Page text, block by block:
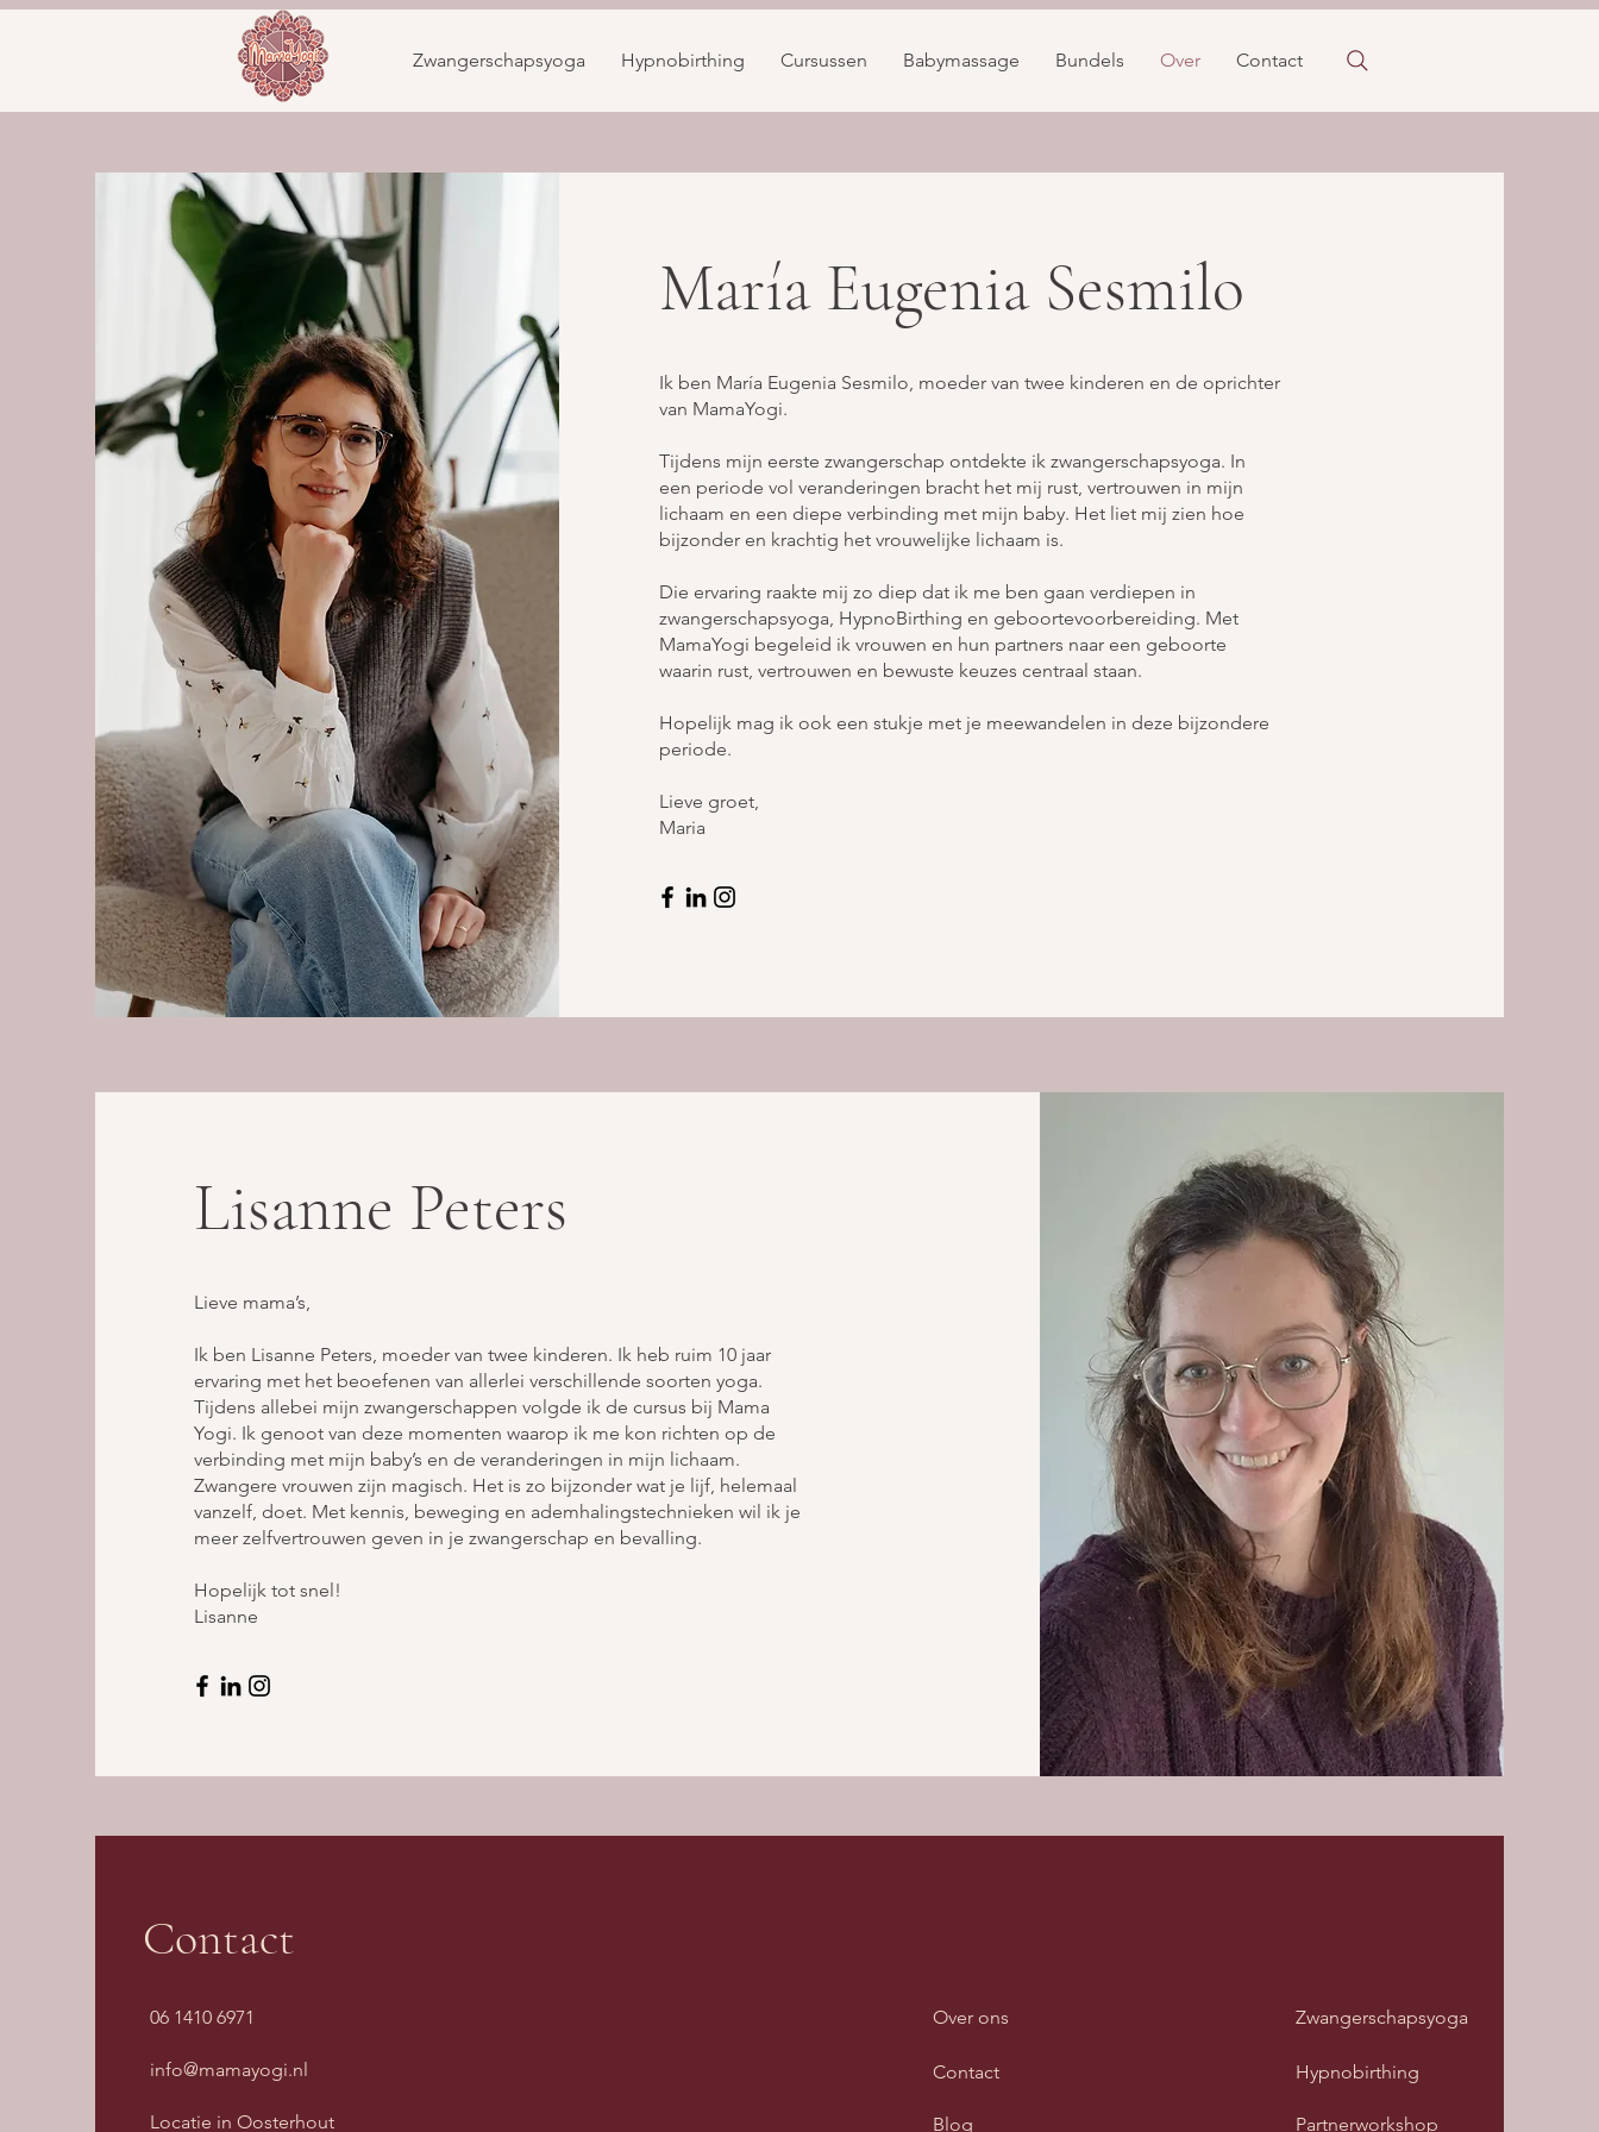
Zwangerschapsyoga Hypnobirthing Cursussen Babymassage Bundels Over Contact
María Eugenia Sesmilo
Ik ben María Eugenia Sesmilo, moeder van twee kinderen en de oprichter
van MamaYogi.
Tijdens mijn eerste zwangerschap ontdekte ik zwangerschapsyoga. In
een periode vol veranderingen bracht het mij rust, vertrouwen in mijn
lichaam en een diepe verbinding met mijn baby. Het liet mij zien hoe
bijzonder en krachtig het vrouwelijke lichaam is.
Die ervaring raakte mij zo diep dat ik me ben gaan verdiepen in
zwangerschapsyoga, HypnoBirthing en geboortevoorbereiding. Met
MamaYogi begeleid ik vrouwen en hun partners naar een geboorte
waarin rust, vertrouwen en bewuste keuzes centraal staan.
Hopelijk mag ik ook een stukje met je meewandelen in deze bijzondere
periode.
Lieve groet,
Maria
Lisanne Peters
Lieve mama’s,
Ik ben Lisanne Peters, moeder van twee kinderen. Ik heb ruim 10 jaar
ervaring met het beoefenen van allerlei verschillende soorten yoga.
Tijdens allebei mijn zwangerschappen volgde ik de cursus bij Mama
Yogi. Ik genoot van deze momenten waarop ik me kon richten op de
verbinding met mijn baby’s en de veranderingen in mijn lichaam.
Zwangere vrouwen zijn magisch. Het is zo bijzonder wat je lijf, helemaal
vanzelf, doet. Met kennis, beweging en ademhalingstechnieken wil ik je
meer zelfvertrouwen geven in je zwangerschap en bevalling.
Hopelijk tot snel!
Lisanne
Contact
06 1410 6971
info@mamayogi.nl
Locatie in Oosterhout
Over ons
Contact
Blog
Zwangerschapsyoga
Hypnobirthing
Partnerworkshop